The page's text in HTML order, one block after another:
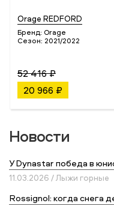
Orage REDFORD
Бренд: Orage
Сезон: 2021/2022
52 416 ₽
20 966 ₽
Новости
У Dynastar победа в
11.03.2026 / Лыжи горные
Rossignol: когда снега